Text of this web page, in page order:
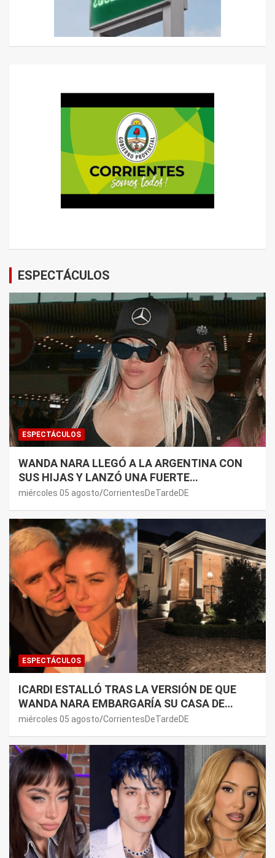
ESPECTÁCULOS
ESPECTÁCULOS
WANDA NARA LLEGÓ A LA ARGENTINA CON
SUS HIJAS Y LANZÓ UNA FUERTE
PREMONICIÓN SOBRE MAURO ICARDI
miércoles 05 agosto CorrientesDeTardeDE
ESPECTÁCULOS
ICARDI ESTALLÓ TRAS LA VERSIÓN DE QUE
WANDA NARA EMBARGARÍA SU CASA DE
NORDELTA: “NECESITAN RASCAR DE ALGÚN
miércoles 05 agosto CorrientesDeTardeDE